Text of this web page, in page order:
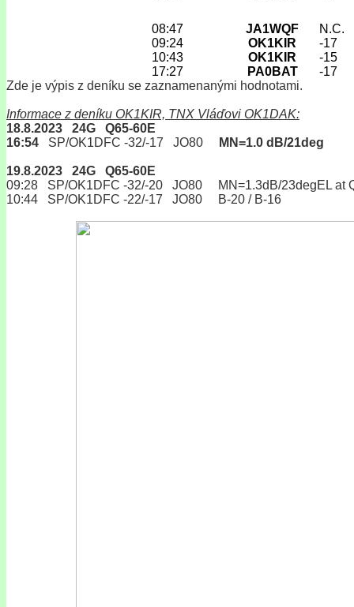
08:47 JA1WQF
N.C.
09:24
OK1KIR
-17
10:43
OK1KIR
-15
17:27
PA0BAT
-17
Zde je výpis z deníku se zaznamenanými hodnotami.
Informace z deníku OK1KIR, TNX Vláďovi OK1DAK:
18.8.2023 24G Q65-60E
16:54
SP/OK1DFC -32/-17 JO80 MN=1.0 dB/21deg
19.8.2023 24G Q65-60E
09:28 SP/OK1DFC -32/-20 JO80 MN=1.3dB/23degEL at
10:44 SP/OK1DFC -22/-17 JO80 B-20 / B-16